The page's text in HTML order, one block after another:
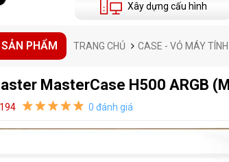
Xây dựng cấu hình
PHẨM TRANG CHỦ CASE - VỎ MÁY TÍNH
MasterCase H500 ARGB
194 0 đánh giá